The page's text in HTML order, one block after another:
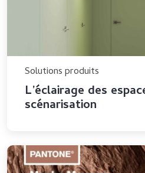
Solutions produits
L’éclairage des
scénarisation